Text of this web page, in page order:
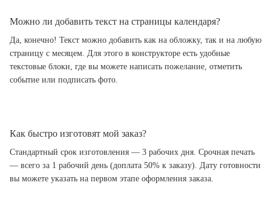
Можно ли добавить текст на страницы календаря?
Да, конечно! Текст можно добавить как на обложку, так и на любую
страницу с месяцем. Для этого в конструкторе есть удобные
текстовые блоки, где вы можете написать пожелание, отметить
событие или подписать фото.
Как быстро изготовят мой заказ?
Стандартный срок изготовления — 3 рабочих дня. Срочная печать
— всего за 1 рабочий день (доплата 50% к заказу). Дату готовности
вы можете указать на первом этапе оформления заказа.